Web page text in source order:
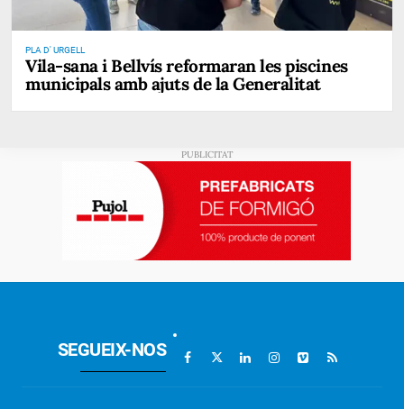
PLA D' URGELL
Vila-sana i Bellvís reformaran les piscines
municipals amb ajuts de la Generalitat
SEGUEIX-NOS